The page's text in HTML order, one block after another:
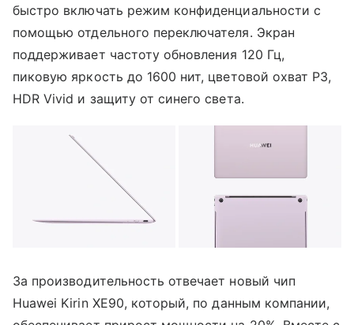
быстро включать режим конфиденциальности с
помощью отдельного переключателя. Экран
поддерживает частоту обновления 120 Гц,
пиковую яркость до 1600 нит, цветовой охват P3,
HDR Vivid и защиту от синего света.
За производительность отвечает новый чип
Huawei Kirin XE90, который, по данным компании,